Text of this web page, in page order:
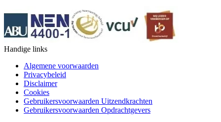
Handige links
Algemene voorwaarden
Privacybeleid
Disclaimer
Cookies
Gebruikersvoorwaarden Uitzendkrachten
Gebruikersvoorwaarden Opdrachtgevers